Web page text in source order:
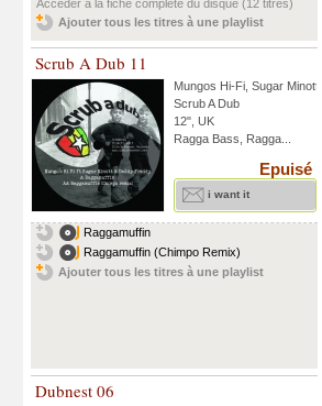
Accèder à la fiche complète du disque (12 titres)
Ajouter tous les titres à une playlist
Scrub A Dub 11
Mungos Hi-Fi Sugar Minott
Scrub A Dub
12", UK
Ragga Bass, Ragga...
Epuisé
i want it
Raggamuffin
Raggamuffin (Chimpo Remix)
Ajouter tous les titres à une playlist
Dubnest 06